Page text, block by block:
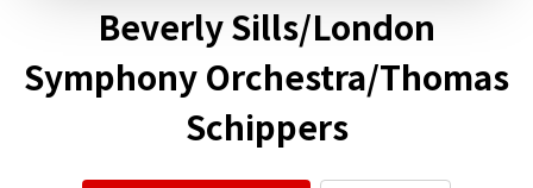
Beverly Sills/London
Symphony Orchestra/Thomas
Schippers